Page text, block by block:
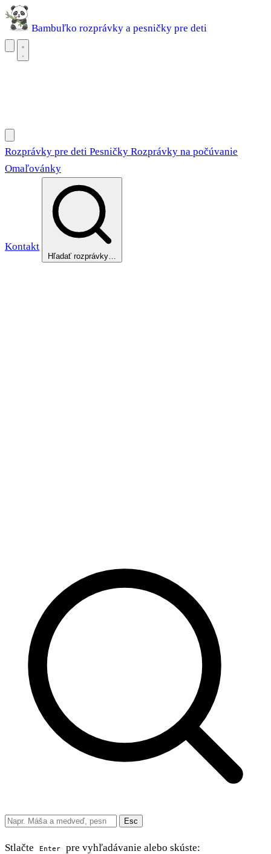
Bambuľko rozprávky a pesničky pre deti
Rozprávky pre deti Pesničky Rozprávky na počúvanie
Omaľovánky
Kontakt
Hľadať rozprávky…
Esc
Stlačte Enter pre vyhľadávanie alebo skúste: